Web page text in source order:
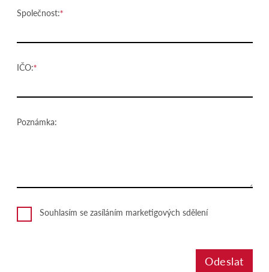
Společnost:
IČO:
Poznámka:
Souhlasím se zasíláním marketigových sdělení